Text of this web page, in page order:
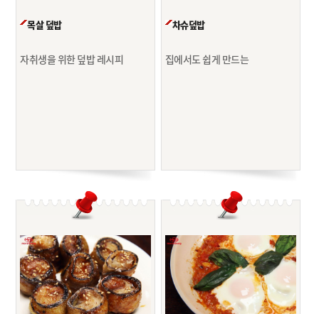
목살 덮밥
자취생을 위한 덮밥 레시피
차슈덮밥
집에서도 쉽게 만드는